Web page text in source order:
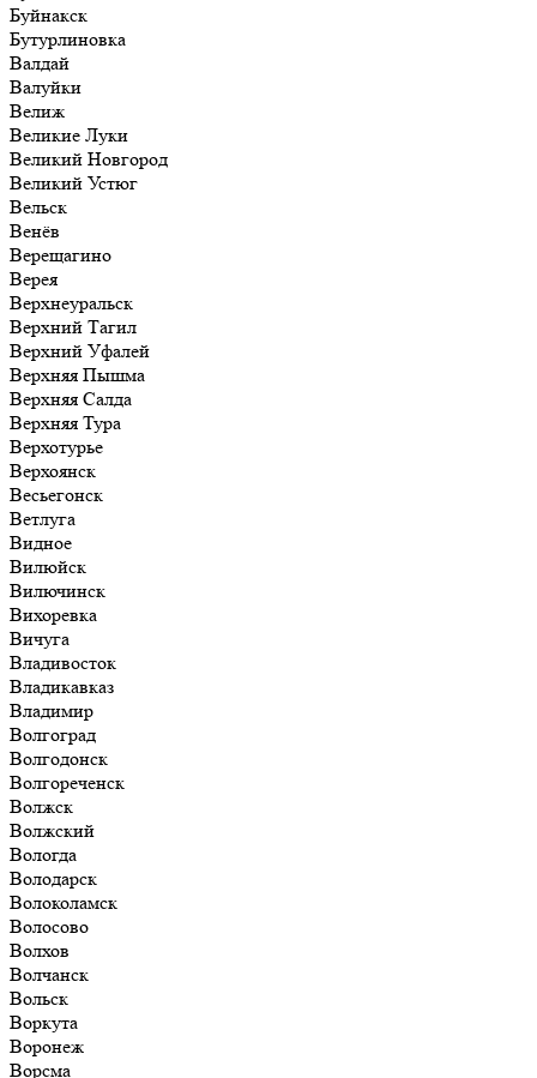
Буйнакск
Бутурлиновка
Валдай
Валуйки
Велиж
Великие Луки
Великий Новгород
Великий Устюг
Вельск
Венёв
Верещагино
Верея
Верхнеуральск
Верхний Тагил
Верхний Уфалей
Верхняя Пышма
Верхняя Салда
Верхняя Тура
Верхотурье
Верхоянск
Весьегонск
Ветлуга
Видное
Вилюйск
Вилючинск
Вихоревка
Вичуга
Владивосток
Владикавказ
Владимир
Волгоград
Волгодонск
Волгореченск
Волжск
Волжский
Вологда
Володарск
Волоколамск
Волосово
Волхов
Волчанск
Вольск
Воркута
Воронеж
Ворсма